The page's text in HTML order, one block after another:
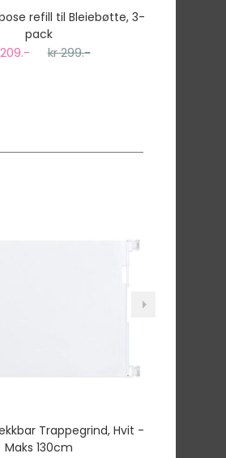
refill til Bleiebøtte, 3-
pack
kr 299.-
Trappegrind, Hvit -
Maks 130cm